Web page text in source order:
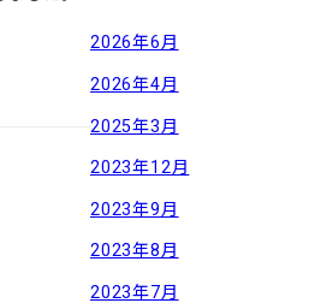
2026年6月
2026年4月
2025年3月
2023年12月
2023年9月
2023年8月
2023年7月